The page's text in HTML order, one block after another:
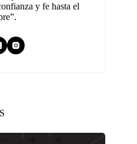
y fe hasta el